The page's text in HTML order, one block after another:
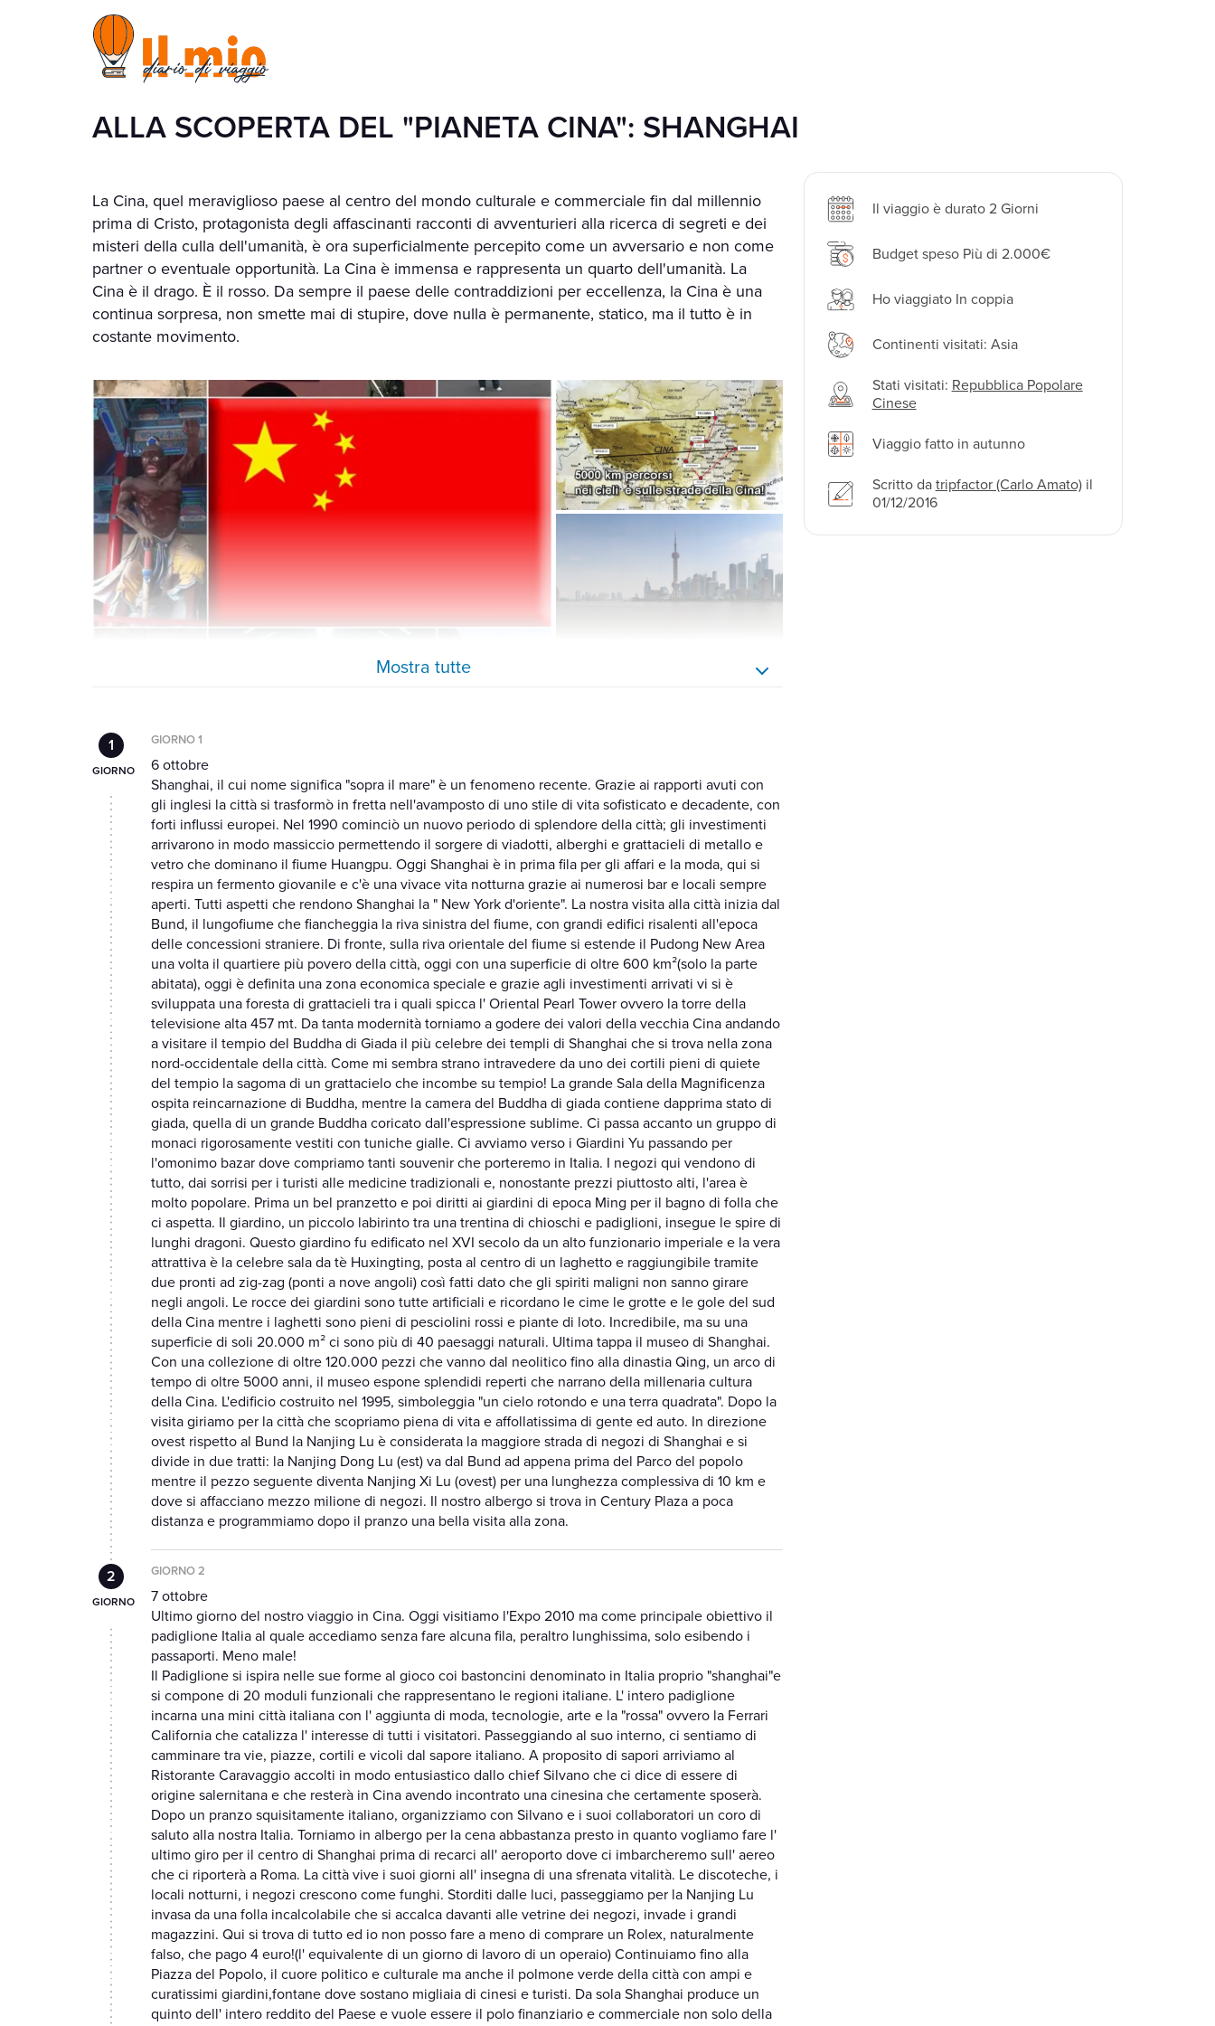
ALLA SCOPERTA DEL "PIANETA CINA": SHANGHAI
La Cina, quel meraviglioso paese al centro del mondo culturale e commerciale fin dal millennio
prima di Cristo, protagonista degli affascinanti racconti di avventurieri alla ricerca di segreti e dei
misteri della culla dell'umanità, è ora superficialmente percepito come un avversario e non come
partner o eventuale opportunità. La Cina è immensa e rappresenta un quarto dell'umanità. La
Cina è il drago. È il rosso. Da sempre il paese delle contraddizioni per eccellenza, la Cina è una
continua sorpresa, non smette mai di stupire, dove nulla è permanente, statico, ma il tutto è in
costante movimento.
Mostra tutte
GIORNO 1
6 ottobre
Shanghai, il cui nome significa "sopra il mare" è un fenomeno recente. Grazie ai rapporti avuti con
gli inglesi la città si trasformò in fretta nell'avamposto di uno stile di vita sofisticato e decadente, con
forti influssi europei. Nel 1990 cominciò un nuovo periodo di splendore della città; gli investimenti
arrivarono in modo massiccio permettendo il sorgere di viadotti, alberghi e grattacieli di metallo e
vetro che dominano il fiume Huangpu. Oggi Shanghai è in prima fila per gli affari e la moda, qui si
respira un fermento giovanile e c'è una vivace vita notturna grazie ai numerosi bar e locali sempre
aperti. Tutti aspetti che rendono Shanghai la " New York d'oriente". La nostra visita alla città inizia dal
Bund, il lungofiume che fiancheggia la riva sinistra del fiume, con grandi edifici risalenti all'epoca
delle concessioni straniere. Di fronte, sulla riva orientale del fiume si estende il Pudong New Area
una volta il quartiere più povero della città, oggi con una superficie di oltre 600 km²(solo la parte
abitata), oggi è definita una zona economica speciale e grazie agli investimenti arrivati vi si è
sviluppata una foresta di grattacieli tra i quali spicca l' Oriental Pearl Tower ovvero la torre della
televisione alta 457 mt. Da tanta modernità torniamo a godere dei valori della vecchia Cina andando
a visitare il tempio del Buddha di Giada il più celebre dei templi di Shanghai che si trova nella zona
nord-occidentale della città. Come mi sembra strano intravedere da uno dei cortili pieni di quiete
del tempio la sagoma di un grattacielo che incombe su tempio! La grande Sala della Magnificenza
ospita reincarnazione di Buddha, mentre la camera del Buddha di giada contiene dapprima stato di
giada, quella di un grande Buddha coricato dall'espressione sublime. Ci passa accanto un gruppo di
monaci rigorosamente vestiti con tuniche gialle. Ci avviamo verso i Giardini Yu passando per
l'omonimo bazar dove compriamo tanti souvenir che porteremo in Italia. I negozi qui vendono di
tutto, dai sorrisi per i turisti alle medicine tradizionali e, nonostante prezzi piuttosto alti, l'area è
molto popolare. Prima un bel pranzetto e poi diritti ai giardini di epoca Ming per il bagno di folla che
ci aspetta. Il giardino, un piccolo labirinto tra una trentina di chioschi e padiglioni, insegue le spire di
lunghi dragoni. Questo giardino fu edificato nel XVI secolo da un alto funzionario imperiale e la vera
attrattiva è la celebre sala da tè Huxingting, posta al centro di un laghetto e raggiungibile tramite
due pronti ad zig-zag (ponti a nove angoli) così fatti dato che gli spiriti maligni non sanno girare
negli angoli. Le rocce dei giardini sono tutte artificiali e ricordano le cime le grotte e le gole del sud
della Cina mentre i laghetti sono pieni di pesciolini rossi e piante di loto. Incredibile, ma su una
superficie di soli 20.000 m² ci sono più di 40 paesaggi naturali. Ultima tappa il museo di Shanghai.
Con una collezione di oltre 120.000 pezzi che vanno dal neolitico fino alla dinastia Qing, un arco di
tempo di oltre 5000 anni, il museo espone splendidi reperti che narrano della millenaria cultura
della Cina. L'edificio costruito nel 1995, simboleggia "un cielo rotondo e una terra quadrata". Dopo la
visita giriamo per la città che scopriamo piena di vita e affollatissima di gente ed auto. In direzione
ovest rispetto al Bund la Nanjing Lu è considerata la maggiore strada di negozi di Shanghai e si
divide in due tratti: la Nanjing Dong Lu (est) va dal Bund ad appena prima del Parco del popolo
mentre il pezzo seguente diventa Nanjing Xi Lu (ovest) per una lunghezza complessiva di 10 km e
dove si affacciano mezzo milione di negozi. Il nostro albergo si trova in Century Plaza a poca
distanza e programmiamo dopo il pranzo una bella visita alla zona.
GIORNO 2
7 ottobre
Ultimo giorno del nostro viaggio in Cina. Oggi visitiamo l'Expo 2010 ma come principale obiettivo il
padiglione Italia al quale accediamo senza fare alcuna fila, peraltro lunghissima, solo esibendo i
passaporti. Meno male!
Il Padiglione si ispira nelle sue forme al gioco coi bastoncini denominato in Italia proprio "shanghai"e
si compone di 20 moduli funzionali che rappresentano le regioni italiane. L' intero padiglione
incarna una mini città italiana con l' aggiunta di moda, tecnologie, arte e la "rossa" ovvero la Ferrari
California che catalizza l' interesse di tutti i visitatori. Passeggiando al suo interno, ci sentiamo di
camminare tra vie, piazze, cortili e vicoli dal sapore italiano. A proposito di sapori arriviamo al
Ristorante Caravaggio accolti in modo entusiastico dallo chief Silvano che ci dice di essere di
origine salernitana e che resterà in Cina avendo incontrato una cinesina che certamente sposerà.
Dopo un pranzo squisitamente italiano, organizziamo con Silvano e i suoi collaboratori un coro di
saluto alla nostra Italia. Torniamo in albergo per la cena abbastanza presto in quanto vogliamo fare l'
ultimo giro per il centro di Shanghai prima di recarci all' aeroporto dove ci imbarcheremo sull' aereo
che ci riporterà a Roma. La città vive i suoi giorni all' insegna di una sfrenata vitalità. Le discoteche, i
locali notturni, i negozi crescono come funghi. Storditi dalle luci, passeggiamo per la Nanjing Lu
invasa da una folla incalcolabile che si accalca davanti alle vetrine dei negozi, invade i grandi
magazzini. Qui si trova di tutto ed io non posso fare a meno di comprare un Rolex, naturalmente
falso, che pago 4 euro!(l' equivalente di un giorno di lavoro di un operaio) Continuiamo fino alla
Piazza del Popolo, il cuore politico e culturale ma anche il polmone verde della città con ampi e
curatissimi giardini,fontane dove sostano migliaia di cinesi e turisti. Da sola Shanghai produce un
quinto dell' intero reddito del Paese e vuole essere il polo finanziario e commerciale non solo della
Il viaggio è durato 2 Giorni
Budget speso Più di 2.000€
Ho viaggiato In coppia
Continenti visitati: Asia
Stati visitati: Repubblica Popolare
Cinese
Viaggio fatto in autunno
Scritto da tripfactor (Carlo Amato)il
01/12/2016